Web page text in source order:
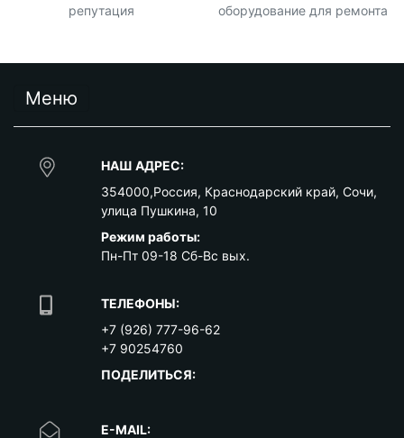
репутация
оборудование для ремонта
Меню
НАШ АДРЕС:
354000,Россия, Краснодарский край, Сочи,
улица Пушкина, 10
Режим работы:
Пн-Пт 09-18 Сб-Вс вых.
ТЕЛЕФОНЫ:
+7 (926) 777-96-62
+7 90254760
ПОДЕЛИТЬСЯ:
E-MAIL: